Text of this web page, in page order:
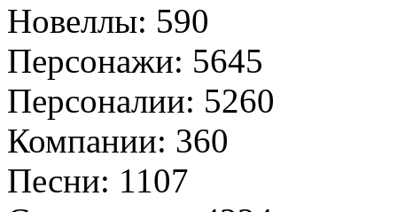
Новеллы: 590
Персонажи: 5645
Персоналии: 5260
Компании: 360
Песни: 1107